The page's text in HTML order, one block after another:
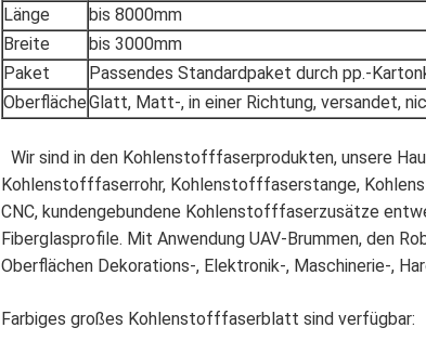
Länge
bis 8000mm
Breite
bis 3000mm
Paket
Passendes Standardpaket durch pp.-
OberflächeGlatt, Matt-, in einer Richtung, versandet,
Wir sind in den Kohlenstofffaserprodukten, unsere
Kohlenstofffaserrohr, Kohlenstofffaserstange,
CNC, kundengebundene Kohlenstofffaserzusätze
Fiberglasprofile. Mit Anwendung UAV-Brummen, den
Oberflächen Dekorations-, Elektronik-, Maschinerie-,
Farbiges großes Kohlenstofffaserblatt sind verfügbar: